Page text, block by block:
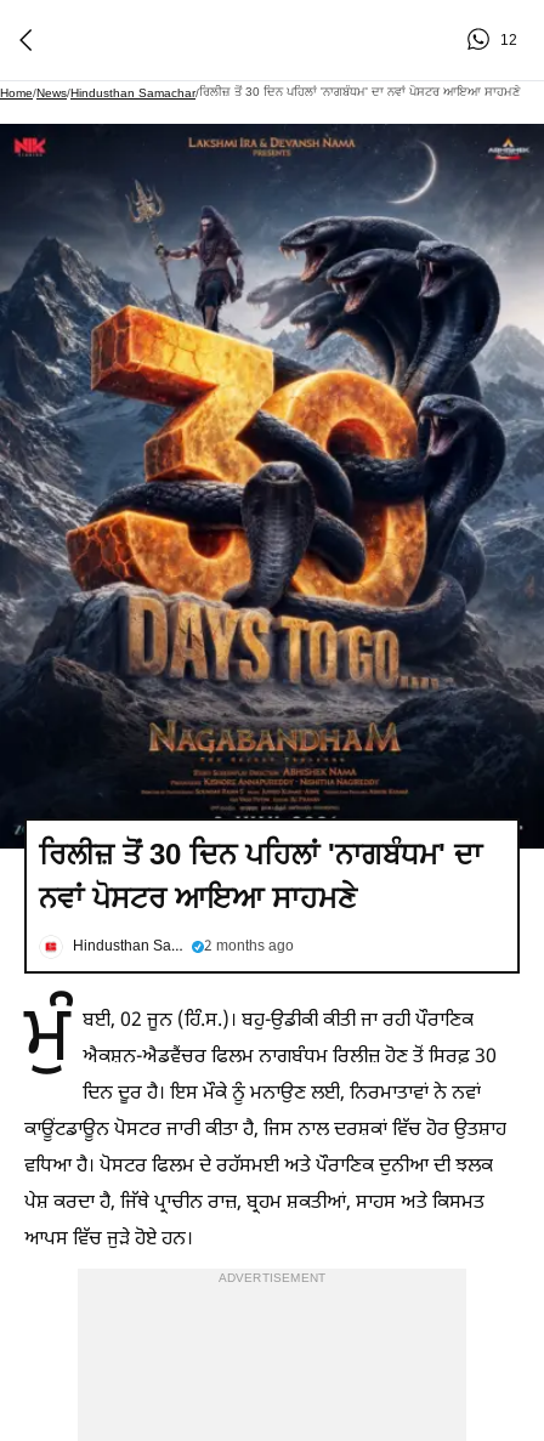
12
Home/News/Hindusthan Samachar/ਰਿਲੀਜ਼ ਤੋਂ 30 ਦਿਨ ਪਹਿਲਾਂ 'ਨਾਗਬੰਧਮ' ਦਾ ਨਵਾਂ ਪੋਸਟਰ ਆਇਆ ਸਾਹਮਣੇ
ਰਿਲੀਜ਼ ਤੋਂ 30 ਦਿਨ ਪਹਿਲਾਂ 'ਨਾਗਬੰਧਮ' ਦਾ
ਨਵਾਂ ਪੋਸਟਰ ਆਇਆ ਸਾਹਮਣੇ
Hindusthan Samachar 2 months ago
ਮੁੰ ਬਈ, 02 ਜੂਨ (ਹਿੰ.ਸ.)। ਬਹੁ-ਉਡੀਕੀ ਕੀਤੀ ਜਾ ਰਹੀ ਪੌਰਾਣਿਕ
ਐਕਸ਼ਨ-ਐਡਵੈਂਚਰ ਫਿਲਮ ਨਾਗਬੰਧਮ ਰਿਲੀਜ਼ ਹੋਣ ਤੋਂ ਸਿਰਫ਼ 30
ਦਿਨ ਦੂਰ ਹੈ। ਇਸ ਮੌਕੇ ਨੂੰ ਮਨਾਉਣ ਲਈ, ਨਿਰਮਾਤਾਵਾਂ ਨੇ ਨਵਾਂ
ਕਾਊਂਟਡਾਊਨ ਪੋਸਟਰ ਜਾਰੀ ਕੀਤਾ ਹੈ, ਜਿਸ ਨਾਲ ਦਰਸ਼ਕਾਂ ਵਿੱਚ ਹੋਰ ਉਤਸ਼ਾਹ
ਵਧਿਆ ਹੈ। ਪੋਸਟਰ ਫਿਲਮ ਦੇ ਰਹੱਸਮਈ ਅਤੇ ਪੌਰਾਣਿਕ ਦੁਨੀਆ ਦੀ ਝਲਕ
ਪੇਸ਼ ਕਰਦਾ ਹੈ, ਜਿੱਥੇ ਪ੍ਰਾਚੀਨ ਰਾਜ਼, ਬ੍ਰਹਮ ਸ਼ਕਤੀਆਂ, ਸਾਹਸ ਅਤੇ ਕਿਸਮਤ
ਆਪਸ ਵਿੱਚ ਜੁੜੇ ਹੋਏ ਹਨ।
ADVERTISEMENT